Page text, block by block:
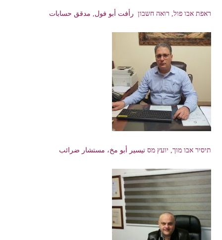
ראפת אבו פול, רואה חשבון رأفت أبو فول, مدقق حسابات
תיסיר אבו מוך, יועץ מס تيسير أبو مخ، مستشار ضرائب